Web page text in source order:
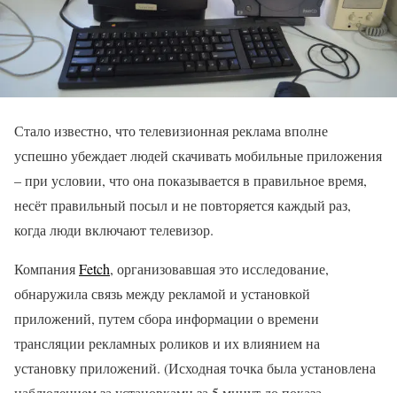
Стало известно, что телевизионная реклама вполне
успешно убеждает людей скачивать мобильные приложения
– при условии, что она показывается в правильное время,
несёт правильный посыл и не повторяется каждый раз,
когда люди включают телевизор.
КомпанияFetch, организовавшая это исследование,
обнаружила связь между рекламой и установкой
приложений, путем сбора информации о времени
трансляции рекламных роликов и их влиянием на
установку приложений. (Исходная точка была установлена